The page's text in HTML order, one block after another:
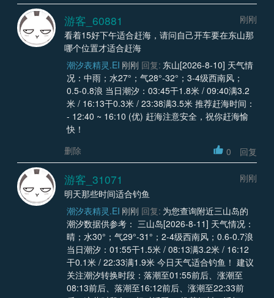
游客_60881
刚刚
看着15好下午适合赶海，请问自己开车要在东山那
哪个位置才适合赶海
潮汐表精灵.EI 刚刚 回复: 东山[2026-8-10] 天气情
况：中雨；水27°；气28°-32°；3-4级西南风；
0.5-0.8浪 当日潮汐：03:45干1.8米 / 09:40满3.2
米 / 16:13干0.3米 / 23:38满3.5米 推荐赶海时间：
- 12:40 ~ 16:10 (优) 赶海注意安全，祝你赶海愉
快！
删除
0 回复
游客_31071
刚刚
明天那些时间适合钓鱼
潮汐表精灵.EI 刚刚 回复: 为您查询附近三山岛的
潮汐数据供参考： 三山岛[2026-8-11] 天气情况：
晴；水30°；气29°-31°；2-4级西南风；0.6-0.7浪
当日潮汐：01:55干1.5米 / 08:13满3.2米 / 16:12
干0.1米 / 22:33满1.9米 今日天气适合钓鱼！ 建议
关注潮汐转换时段：落潮至01:55前后、涨潮至
08:13前后、落潮至16:12前后、涨潮至22:33前